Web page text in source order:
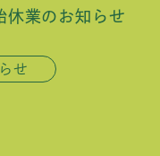
休業のお知らせ
せ